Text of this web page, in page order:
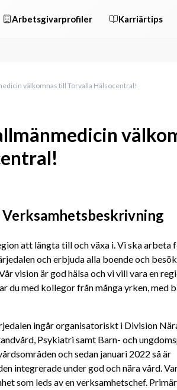
Arbetsgivarprofiler Karriärtips
välkomnas till Torvalla Hälsocentral!
att längta till och växa i. Vi ska arbeta
och erbjuda alla boende och
vision är god hälsa och vi vill vara en
du med kollegor från många yrken, med
ingår organisatoriskt i Division
Psykiatri samt Barn- och
och sedan januari 2022 så är
integrerade under god och nära vård.
som leds av en verksamhetschef.